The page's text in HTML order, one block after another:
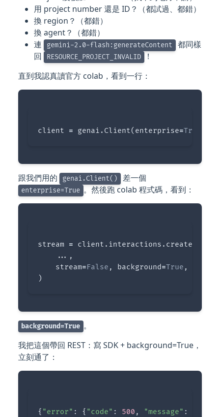
用 project number 還是 ID？（都試過、都錯）
換 region？（都錯）
換 agent？（都錯）
連
gemini-2.0-flash:generateContent 都同樣
回
RESOURCE_PROJECT_INVALID ！
直到我認真讀官方 colab，看到一行：
client = genai . Client( enterprise=True
跟我們用的 genai.Client() 差一個
enterprise=True 。然後跑 colab 程式碼，看到：
stream = client . interactions . create
...,
stream=False , background=True ,
)
background=True 。
我把這個帶回 REST：寫 SDK + background=True，
立刻通了：
{ "error" : { "code" : 500 , "message" :